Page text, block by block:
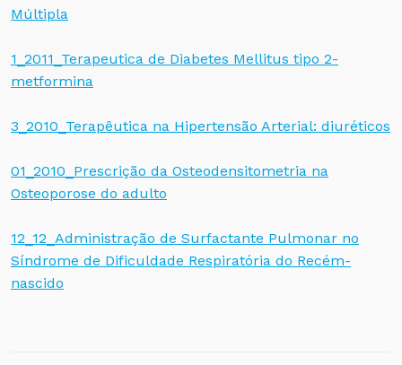
Múltipla
1_2011_Terapeutica de Diabetes Mellitus tipo 2-
metformina
3_2010_Terapêutica na Hipertensão Arterial: diuréticos
01_2010_Prescrição da Osteodensitometria na
Osteoporose do adulto
12_12_Administração de Surfactante Pulmonar no
Síndrome de Dificuldade Respiratória do Recém-
nascido